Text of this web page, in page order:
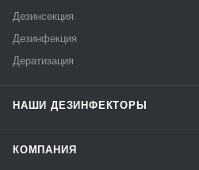
Дезинсекция
Дезинфекция
Дератизация
НАШИ ДЕЗИНФЕКТОРЫ
КОМПАНИЯ